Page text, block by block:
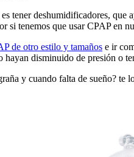
tener deshumidificadores,
si tenemos que usar CPAP en
de otro estilo y tamaños e ir
hayan disminuido de presión o
y cuando falta de sueño? te